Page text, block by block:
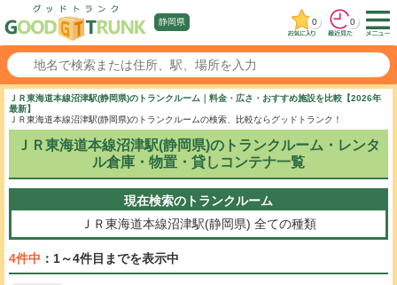
静岡県 0 0
ＪＲ東海道本線沼津駅(静岡県)のトランクルーム｜料金・広さ・おすすめ施設を比較【2026年
最新】
ＪＲ東海道本線沼津駅(静岡県)のトランクルームの検索、比較ならグッドトランク！
ＪＲ東海道本線沼津駅(静岡県)のトランクルーム・レンタ
ル倉庫・物置・貸しコンテナ一覧
現在検索のトランクルーム
ＪＲ東海道本線沼津駅(静岡県) 全ての種類
4件中 ：1～4件目までを表示中